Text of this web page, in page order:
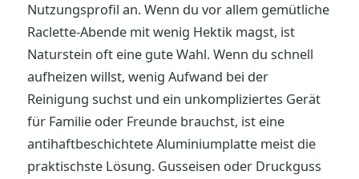
Nutzungsprofil an. Wenn du vor allem gemütliche
Raclette-Abende mit wenig Hektik magst, ist
Naturstein oft eine gute Wahl. Wenn du schnell
aufheizen willst, wenig Aufwand bei der
Reinigung suchst und ein unkompliziertes Gerät
für Familie oder Freunde brauchst, ist eine
antihaftbeschichtete Aluminiumplatte meist die
praktischste Lösung. Gusseisen oder Druckguss